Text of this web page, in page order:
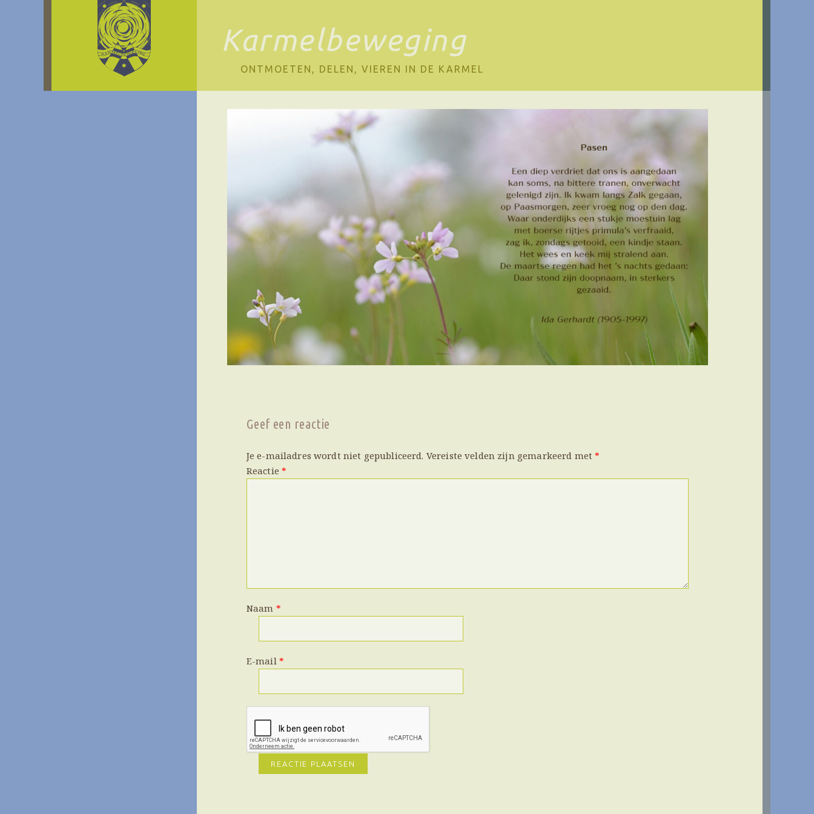
Karmelbeweging
ONTMOETEN, DELEN, VIEREN IN DE KARMEL
Geef een reactie
Je e-mailadres wordt niet gepubliceerd. Vereiste velden zijn gemarkeerd met*
Reactie *
Naam *
E-mail *